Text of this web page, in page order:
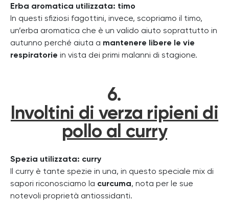
Erba aromatica utilizzata: timo
In questi sfiziosi fagottini, invece, scopriamo il timo,
un’erba aromatica che è un valido aiuto soprattutto in
autunno perché aiuta a mantenere libere le vie
respiratorie in vista dei primi malanni di stagione.
6.
Involtini di verza ripieni di
pollo al curry
Spezia utilizzata: curry
Il curry è tante spezie in una, in questo speciale mix di
sapori riconosciamo la curcuma, nota per le sue
notevoli proprietà antiossidanti.